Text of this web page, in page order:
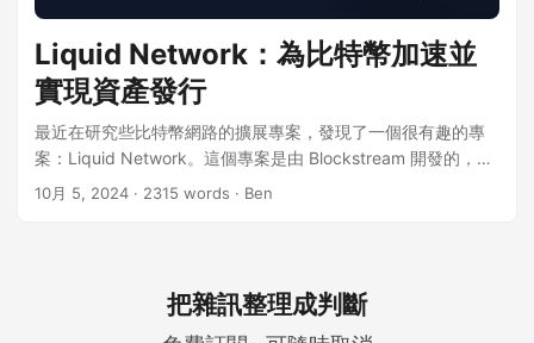
Liquid Network：為比特幣加速並
實現資產發行
最近在研究些比特幣網路的擴展專案，發現了一個很有趣的專
案：Liquid Network。這個專案是由 Blockstream 開發的，目
的是提供比特幣的即時交易，並且支援更多的功能。這篇文章
10月 5, 2024 · 2315 words · Ben
把雜訊整理成判斷